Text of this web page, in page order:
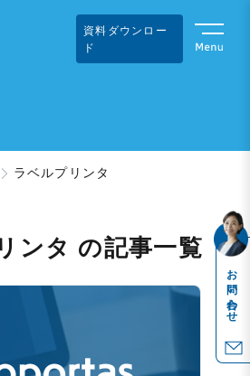
資料ダウンロー
ド
お問い合わせ
ラベルプリンタ
ンタ の記事一覧